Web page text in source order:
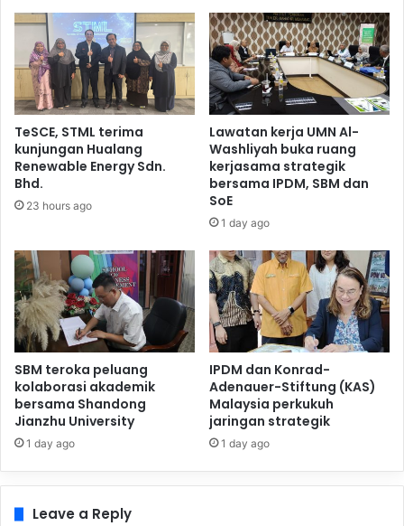
TeSCE, STML terima
kunjungan Hualang
Renewable Energy Sdn.
Bhd.
23 hours ago
Lawatan kerja UMN Al-
Washliyah buka ruang
kerjasama strategik
bersama IPDM, SBM dan
SoE
1 day ago
SBM teroka peluang
kolaborasi akademik
bersama Shandong
Jianzhu University
1 day ago
IPDM dan Konrad-
Adenauer-Stiftung (KAS)
Malaysia perkukuh
jaringan strategik
1 day ago
Leave a Reply